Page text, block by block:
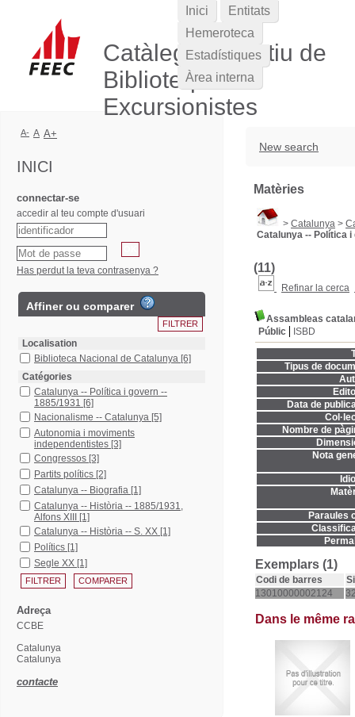
Catàleg Col·lectiu de
Biblioteques
Excursionistes
New search
Matèries
> Catalunya >
Catalunya -- Política i
(11)
Refinar la cerca
Assambleas
Públic
ISBD
Tipus de
Data de
Nombre de
Nota
Paraules
Exemplars (1)
Codi de barres
13010000002124
Dans le même
Inici
Entitats
Hemeroteca
Estadístiques
Àrea interna
A- A A+
INICI
connectar-se
accedir al teu compte d'usuari
Has perdut la teva contrasenya ?
Affiner ou comparer
Localisation
Biblioteca Nacional de Catalunya [6]
Catégories
Catalunya -- Política i govern --
1885/1931 [6]
Nacionalisme -- Catalunya [5]
Autonomia i moviments
independentistes [3]
Congressos [3]
Partits polítics [2]
Catalunya -- Biografia [1]
Catalunya -- Història -- 1885/1931,
Alfons XIII
[1]
Catalunya -- Història -- S. XX [1]
Polítics [1]
Segle XX [1]
Adreça
CCBE
Catalunya
Catalunya
contacte